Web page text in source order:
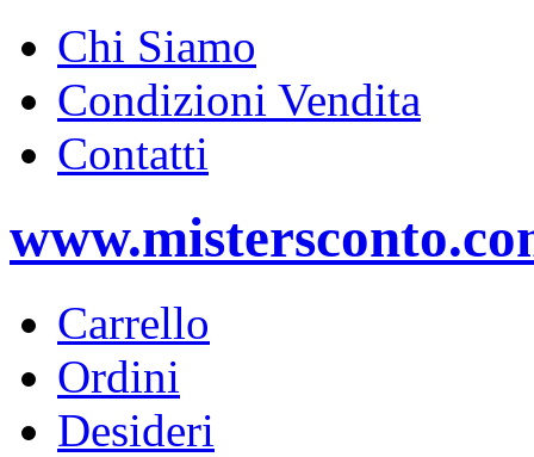
Chi Siamo
Condizioni Vendita
Contatti
Carrello
Ordini
Desideri